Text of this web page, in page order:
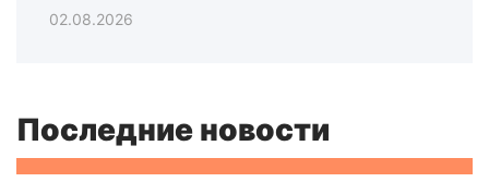
02.08.2026
Последние новости